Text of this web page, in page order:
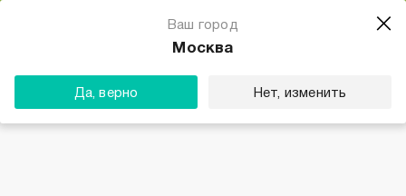
Ваш город
Москва
Да, верно Нет, изменить
Магазин одежды для тебя